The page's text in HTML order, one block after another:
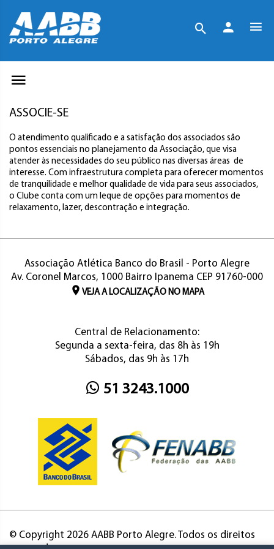
ASSOCIE-SE
O atendimento qualificado e a satisfação dos associados são
pontos essenciais no planejamento da Associação, que visa
atender às necessidades do seu público nas diversas áreas de
interesse. Com infraestrutura completa para oferecer momentos
de tranquilidade e melhor qualidade de vida para seus associados,
o Clube conta com um leque de opções para momentos de
relaxamento, lazer, descontração e integração.
Associação Atlética Banco do Brasil - Porto Alegre
Av. Coronel Marcos, 1000 Bairro Ipanema CEP 91760-000
VEJA A LOCALIZAÇÃO NO MAPA
Central de Relacionamento:
Segunda a sexta-feira, das 8h às 19h
Sábados, das 9h às 17h
51 3243.1000
© Copyright 2026 AABB Porto Alegre. Todos os direitos